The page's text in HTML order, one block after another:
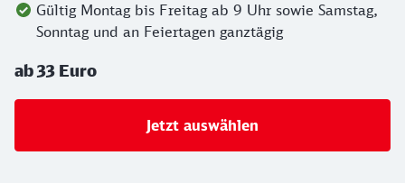
Gültig Montag bis Freitag ab 9 Uhr sowie Samstag,
Sonntag und an Feiertagen ganztägig
ab 33 Euro
Jetzt auswählen